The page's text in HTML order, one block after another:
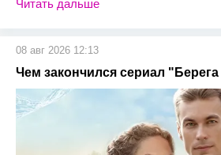
Читать дальше
08 авг 2026 12:13
Чем закончился сериал